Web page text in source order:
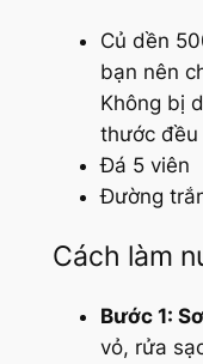
Củ dền
bạn nên
Không bị
thước đều
Đá 5 viên
Đường
Cách làm
Bước 1:
vỏ, rửa